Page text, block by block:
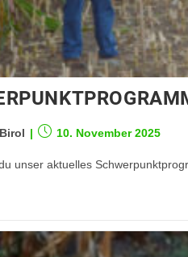
10. November 2025
unser aktuelles